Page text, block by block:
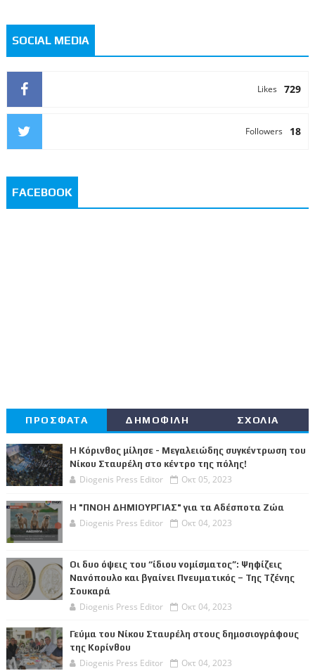
SOCIAL MEDIA
729
Likes
18
Followers
FACEBOOK
ΠΡΟΣΦΑΤΑ ΔΗΜΟΦΙΛΗ ΣΧΟΛΙΑ
Η Κόρινθος μίλησε - Μεγαλειώδης συγκέντρωση του
Νίκου Σταυρέλη στο κέντρο της πόλης!
Diogenis Press Editor Οκτ 05, 2023
Η "ΠΝΟΗ ΔΗΜΙΟΥΡΓΙΑΣ" για τα Αδέσποτα Ζώα
Diogenis Press Editor Οκτ 04, 2023
Οι δυο όψεις του “ίδιου νομίσματος”: Ψηφίζεις
Νανόπουλο και βγαίνει Πνευματικός – Της Τζένης
Σουκαρά
Diogenis Press Editor Οκτ 04, 2023
Γεύμα του Νίκου Σταυρέλη στους δημοσιογράφους
της Κορίνθου
Diogenis Press Editor Οκτ 04, 2023